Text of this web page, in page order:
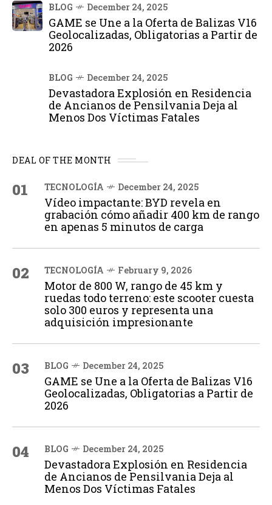
BLOG December 24, 2025
GAME se Une a la Oferta de Balizas V16
Geolocalizadas, Obligatorias a Partir de
2026
BLOG December 24, 2025
Devastadora Explosión en Residencia
de Ancianos de Pensilvania Deja al
Menos Dos Víctimas Fatales
DEAL OF THE MONTH
01 TECNOLOGÍA December 24, 2025
Vídeo impactante: BYD revela en
grabación cómo añadir 400 km de rango
en apenas 5 minutos de carga
02 TECNOLOGÍA February 9, 2026
Motor de 800 W, rango de 45 km y
ruedas todo terreno: este scooter cuesta
solo 300 euros y representa una
adquisición impresionante
03 BLOG December 24, 2025
GAME se Une a la Oferta de Balizas V16
Geolocalizadas, Obligatorias a Partir de
2026
04 BLOG December 24, 2025
Devastadora Explosión en Residencia
de Ancianos de Pensilvania Deja al
Menos Dos Víctimas Fatales